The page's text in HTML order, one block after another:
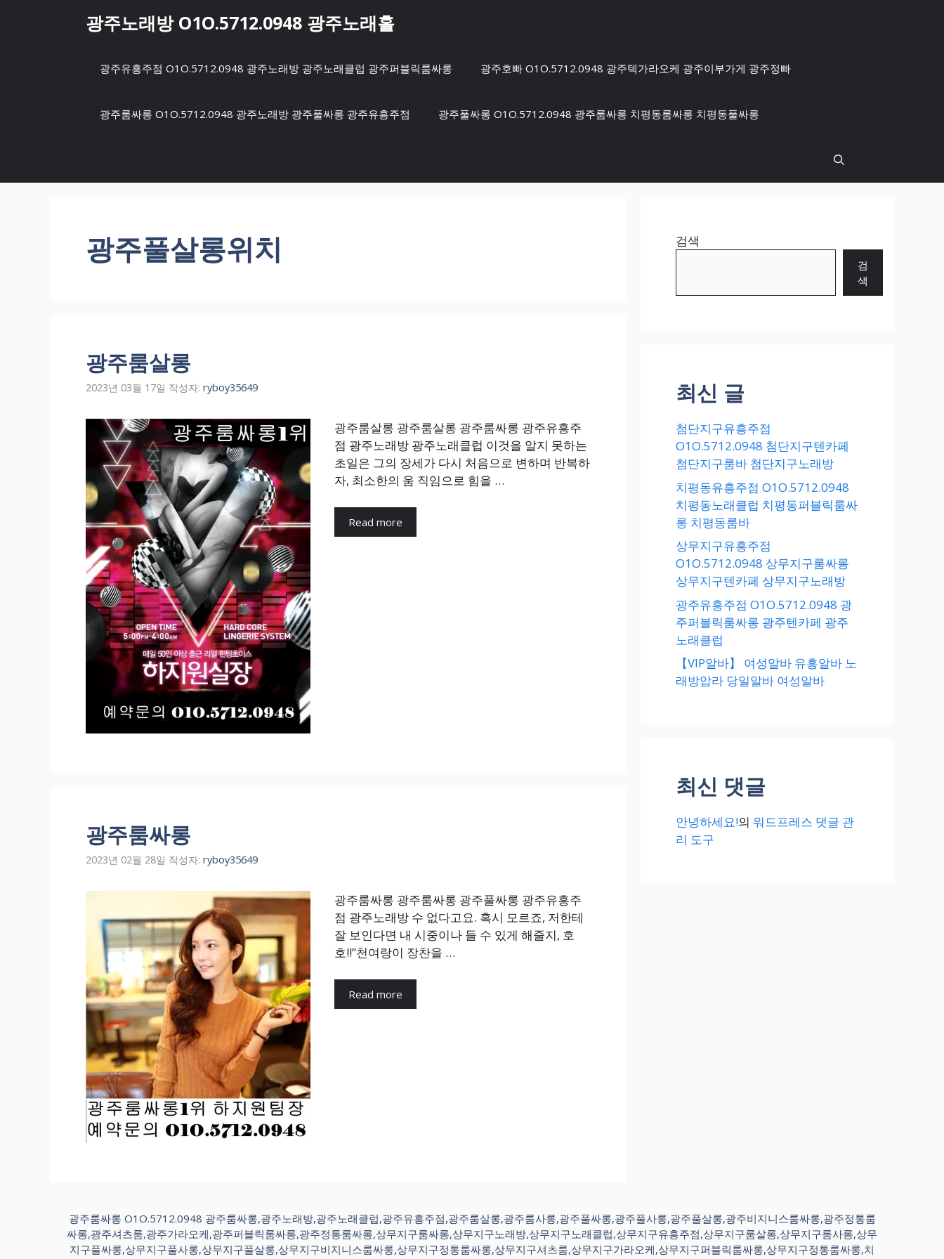
광주노래방 O1O.5712.0948 광주노래홀
광주유흥주점 O1O.5712.0948 광주노래방 광주노래클럽 광주퍼블릭룸싸롱 광주호빠 O1O.5712.0948 광주텍가라오케 광주이부가게 광주정빠
광주룸싸롱 O1O.5712.0948 광주노래방 광주풀싸롱 광주유흥주점 광주풀싸롱 O1O.5712.0948 광주룸싸롱 치평동룸싸롱 치평동풀싸롱
광주풀살롱위치
광주룸살롱
2023년 03월 17일 작성자: ryboy35649
광주룸살롱 광주룸살롱 광주룸싸롱 광주유흥주
점 광주노래방 광주노래클럽 이것을 알지 못하는
초일은 그의 장세가 다시 처음으로 변하며 반복하
자, 최소한의 움 직임으로 힘을 …
Read more
광주룸싸롱
2023년 02월 28일 작성자: ryboy35649
광주룸싸롱 광주룸싸롱 광주풀싸롱 광주유흥주
점 광주노래방 수 없다고요. 혹시 모르죠, 저한테
잘 보인다면 내 시중이나 들 수 있게 해줄지, 호
호!!”천여랑이 장찬을 …
Read more
검색
검
색
최신 글
첨단지구유흥주점
O1O.5712.0948 첨단지구텐카페
첨단지구룸바 첨단지구노래방
치평동유흥주점 O1O.5712.0948
치평동노래클럽 치평동퍼블릭룸싸
롱 치평동룸바
상무지구유흥주점
O1O.5712.0948 상무지구룸싸롱
상무지구텐카페 상무지구노래방
광주유흥주점 O1O.5712.0948 광
주퍼블릭룸싸롱 광주텐카페 광주
노래클럽
【VIP알바】 여성알바 유흥알바 노
래방압라 당일알바 여성알바
최신 댓글
안녕하세요!의 워드프레스 댓글 관
리 도구
광주룸싸롱 O1O.5712.0948 광주룸싸롱,광주노래방,광주노래클럽,광주유흥주점,광주룸살롱,광주룸사롱,광주풀싸롱,광주풀사롱,광주풀살롱,광주비지니스룸싸롱,광주정통룸
싸롱,광주셔츠룸,광주가라오케,광주퍼블릭룸싸롱,광주정통룸싸롱,상무지구룸싸롱,상무지구노래방,상무지구노래클럽,상무지구유흥주점,상무지구룸살롱,상무지구룸사롱,상무
지구풀싸롱,상무지구풀사롱,상무지구풀살롱,상무지구비지니스룸싸롱,상무지구정통룸싸롱,상무지구셔츠룸,상무지구가라오케,상무지구퍼블릭룸싸롱,상무지구정통룸싸롱,치